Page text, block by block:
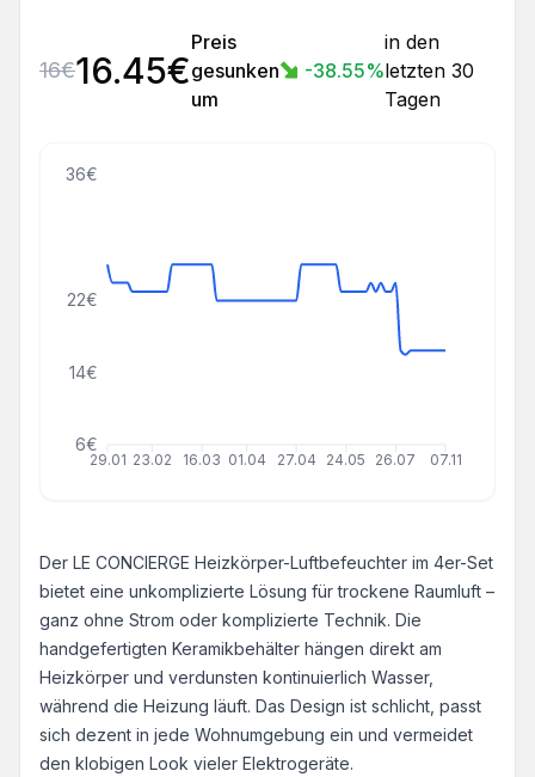
16€16.45€
Preis
gesunken
um
-38.55%
in den
letzten 30
Tagen
29.01 23.02 16.03 01.04 27.04 24.05 26.07 07.11
6€
14€
22€
36€
Der LE CONCIERGE Heizkörper-Luftbefeuchter im 4er-Set
bietet eine unkomplizierte Lösung für trockene Raumluft –
ganz ohne Strom oder komplizierte Technik. Die
handgefertigten Keramikbehälter hängen direkt am
Heizkörper und verdunsten kontinuierlich Wasser,
während die Heizung läuft. Das Design ist schlicht, passt
sich dezent in jede Wohnumgebung ein und vermeidet
den klobigen Look vieler Elektrogeräte.